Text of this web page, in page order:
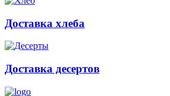
Доставка хлеба
Доставка десертов